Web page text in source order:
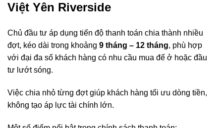
Việt Yên Riverside
Chủ đầu tư áp dụng tiến độ thanh toán chia thành nhiều
đợt, kéo dài trong khoảng 9 tháng – 12 tháng, phù hợp
với đại đa số khách hàng có nhu cầu mua để ở hoặc đầu
tư lướt sóng.
Việc chia nhỏ từng đợt giúp khách hàng tối ưu dòng tiền,
không tạo áp lực tài chính lớn.